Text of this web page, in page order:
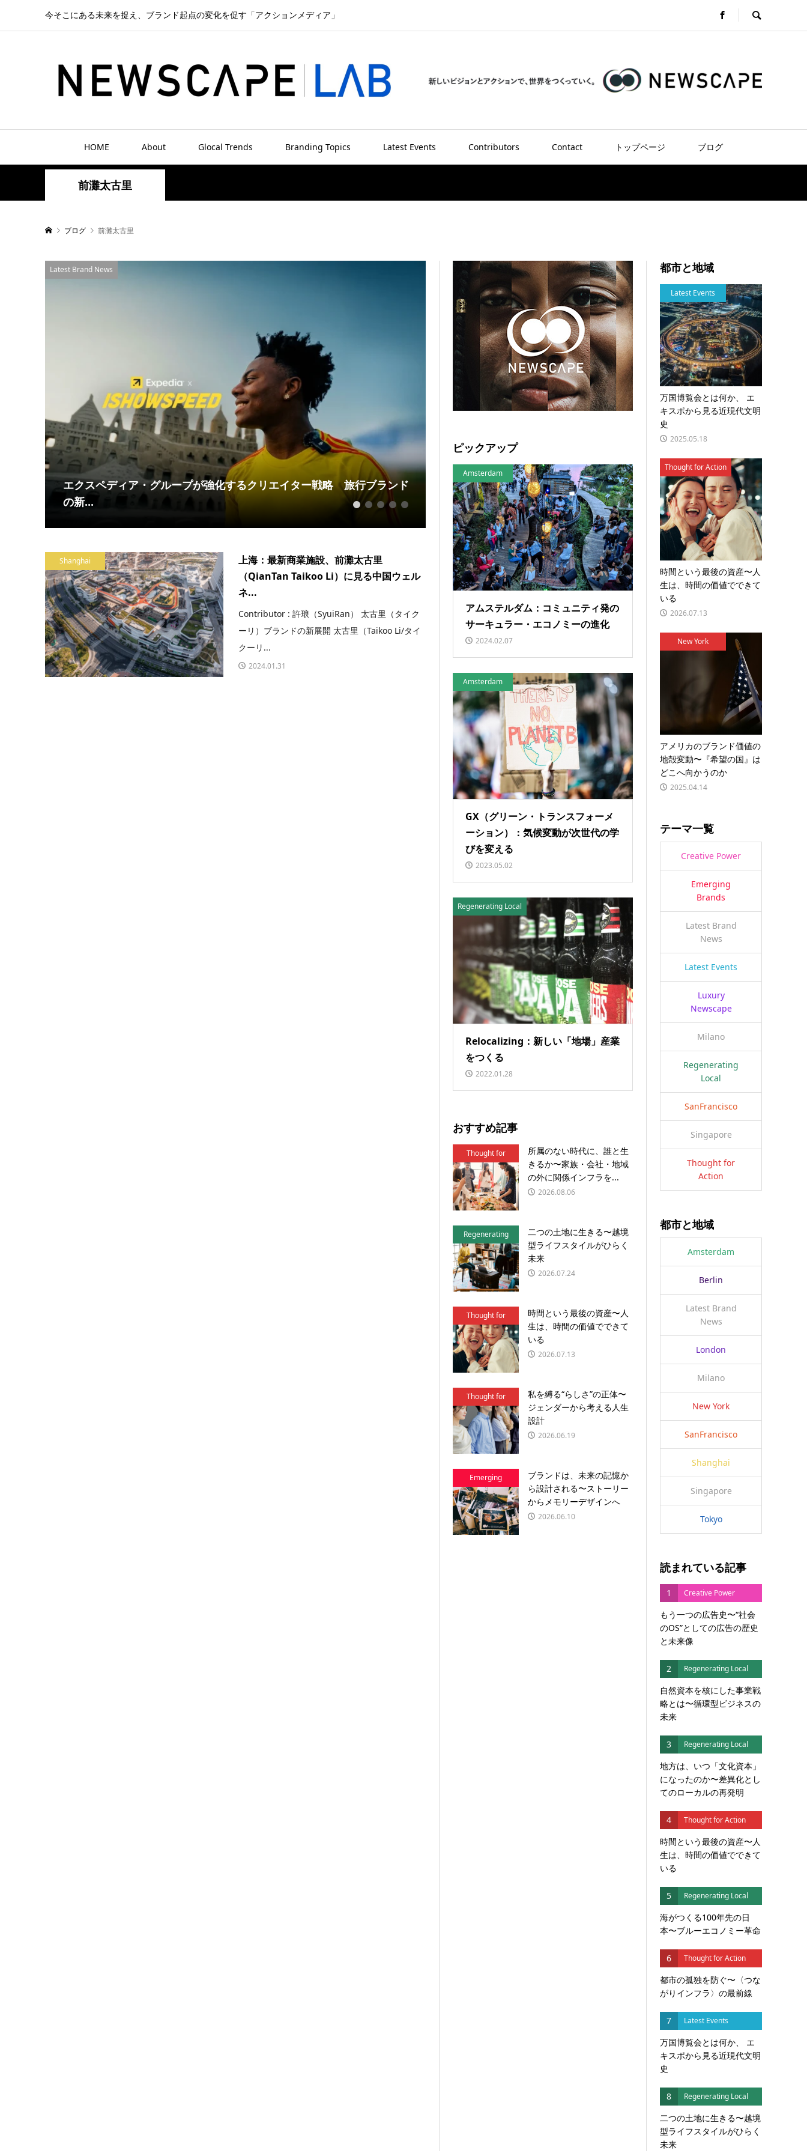
今そこにある未来を捉え、ブランド起点の変化を促す「アクションメディア」
HOME About Glocal Trends Branding Topics Latest Events Contributors Contact トップページ ブログ
前灘太古里
ブログ 前灘太古里
Latest Brand News
エクスペディア・グループが強化するクリエイター戦略 旅行ブランド
の新...
Latest Brand News
トヨタが米国でEV戦略を加速 4つの広告会社と連携しキャンペーンを
展開
1 2 3 4 5
Shanghai
上海：最新商業施設、前灘太古里
（QianTan Taikoo Li）に見る中国ウェル
ネ...
Contributor : 許琅（SyuiRan） 太古里（タイク
ーリ）ブランドの新展開 太古里（Taikoo Li/タイ
クーリ...
2024.01.31
都市と地域
Latest Events
万国博覧会とは何か、 エ
キスポから見る近現代文明
史
2025.05.18
Thought for Action
時間という最後の資産〜人
生は、時間の価値でできて
いる
2026.07.13
New York
アメリカのブランド価値の
地殻変動〜『希望の国』は
どこへ向かうのか
2025.04.14
テーマ一覧
Creative Power
Emerging
Brands
Latest Brand
News
Latest Events
Luxury
Newscape
Milano
Regenerating
Local
SanFrancisco
Singapore
Thought for
Action
都市と地域
Amsterdam
Berlin
Latest Brand
News
London
Milano
New York
SanFrancisco
Shanghai
Singapore
Tokyo
読まれている記事
1 Creative Power
もう一つの広告史〜“社会
のOS”としての広告の歴史
と未来像
2 Regenerating Local
自然資本を核にした事業戦
略とは〜循環型ビジネスの
未来
3 Regenerating Local
地方は、いつ「文化資本」
になったのか〜差異化とし
てのローカルの再発明
4 Thought for Action
時間という最後の資産〜人
生は、時間の価値でできて
いる
5 Regenerating Local
海がつくる100年先の日
本〜ブルーエコノミー革命
6 Thought for Action
都市の孤独を防ぐ〜〈つな
がりインフラ〉の最前線
7 Latest Events
万国博覧会とは何か、 エ
キスポから見る近現代文明
史
8 Regenerating Local
二つの土地に生きる〜越境
型ライフスタイルがひらく
未来
ピックアップ
Amsterdam
アムステルダム：コミュニティ発の
サーキュラー・エコノミーの進化
2024.02.07
Amsterdam
GX（グリーン・トランスフォーメ
ーション）：気候変動が次世代の学
びを変える
2023.05.02
Regenerating Local
Relocalizing：新しい「地場」産業
をつくる
2022.01.28
おすすめ記事
Thought for
Action
所属のない時代に、誰と生
きるか〜家族・会社・地域
の外に関係インフラを...
2026.08.06
Regenerating
Local
二つの土地に生きる〜越境
型ライフスタイルがひらく
未来
2026.07.24
Thought for
Action
時間という最後の資産〜人
生は、時間の価値でできて
いる
2026.07.13
Thought for
Action
私を縛る“らしさ”の正体〜
ジェンダーから考える人生
設計
2026.06.19
Emerging
Brands
ブランドは、未来の記憶か
ら設計される〜ストーリー
からメモリーデザインへ
2026.06.10